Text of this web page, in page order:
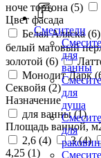
Смесители
для
ванны
для
душа
для
ноче тортона (5)
Цвет фасада
Белая Аляска (6)
белый матовый
золотой (6)
Монолит Дарк (
Секвойя (2)
Назначение
для ванны (1)
Площадь ванной,
2,6 (4) 3 (4)
4,25 (1)